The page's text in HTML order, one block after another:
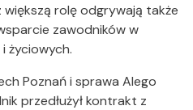
większą rolę odgrywają także
zawodników w
życiowych.
Poznań i sprawa Alego
przedłużył kontrakt z